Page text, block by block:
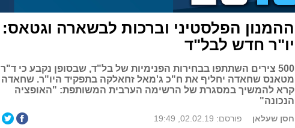
ההמנון הפלסטיני וברכות לבשארה וגטאס:
יו"ר חדש לבל"ד
500 צירים השתתפו בבחירות הפנימיות של בל"ד, שבסופן נקבע כי ד"ר
מטאנס שחאדה יחליף את ח"כ ג'מאל זחאלקה בתפקיד היו"ר. שחאדה
קרא להמשיך במסגרת של הרשימה הערבית המשותפת: "האופציה
הנכונה"
חסן שעלאן פורסם: 02.02.19, 19:49